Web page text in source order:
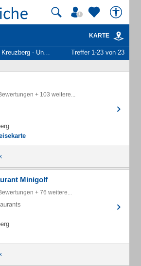
KARTE
- Unternehmen und Personen Treffer 1-23 von 23
+ 103 weitere...
Minigolf
+ 76 weitere...